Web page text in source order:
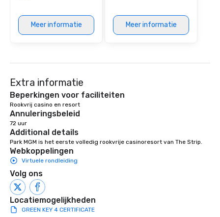
Meer informatie Meer informatie
Extra informatie
Beperkingen voor faciliteiten
Rookvrij casino en resort
Annuleringsbeleid
72 uur
Additional details
Park MGM is het eerste volledig rookvrije casinoresort van The Strip.
Webkoppelingen
Virtuele rondleiding
Volg ons
Locatiemogelijkheden
GREEN KEY 4 CERTIFICATE